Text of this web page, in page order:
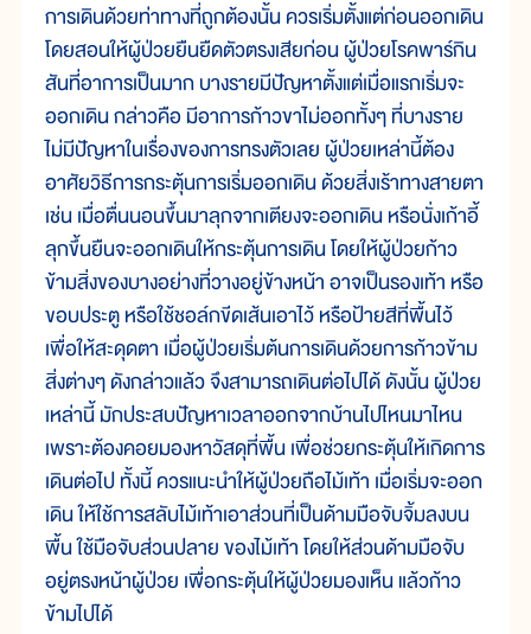
การเดินด้วยท่าทางที่ถูกต้องนั้น ควรเริ่มตั้งแต่ก่อนออกเดิน
โดยสอนให้ผู้ป่วยยืนยืดตัวตรงเสียก่อน ผู้ป่วยโรคพาร์กิน
สันที่อาการเป็นมาก บางรายมีปัญหาตั้งแต่เมื่อแรกเริ่มจะ
ออกเดิน กล่าวคือ มีอาการก้าวขาไม่ออกทั้งๆ ที่บางราย
ไม่มีปัญหาในเรื่องของการทรงตัวเลย ผู้ป่วยเหล่านี้ต้อง
อาศัยวิธีการกระตุ้นการเริ่มออกเดิน ด้วยสิ่งเร้าทางสายตา
เช่น เมื่อตื่นนอนขึ้นมาลุกจากเตียงจะออกเดิน หรือนั่งเก้าอี้
ลุกขึ้นยืนจะออกเดินให้กระตุ้นการเดิน โดยให้ผู้ป่วยก้าว
ข้ามสิ่งของบางอย่างที่วางอยู่ข้างหน้า อาจเป็นรองเท้า หรือ
ขอบประตู หรือใช้ชอล์กขีดเส้นเอาไว้ หรือป้ายสีที่พื้นไว้
เพื่อให้สะดุดตา เมื่อผู้ป่วยเริ่มต้นการเดินด้วยการก้าวข้าม
สิ่งต่างๆ ดังกล่าวแล้ว จึงสามารถเดินต่อไปได้ ดังนั้น ผู้ป่วย
เหล่านี้ มักประสบปัญหาเวลาออกจากบ้านไปไหนมาไหน
เพราะต้องคอยมองหาวัสดุที่พื้น เพื่อช่วยกระตุ้นให้เกิดการ
เดินต่อไป ทั้งนี้ ควรแนะนำให้ผู้ป่วยถือไม้เท้า เมื่อเริ่มจะออก
เดิน ให้ใช้การสลับไม้เท้าเอาส่วนที่เป็นด้ามมือจับจิ้มลงบน
พื้น ใช้มือจับส่วนปลาย ของไม้เท้า โดยให้ส่วนด้ามมือจับ
อยู่ตรงหน้าผู้ป่วย เพื่อกระตุ้นให้ผู้ป่วยมองเห็น แล้วก้าว
ข้ามไปได้